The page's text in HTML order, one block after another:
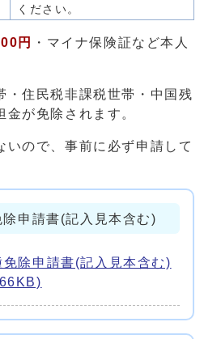
ください。
円
・マイナ保険証など本人
・住民税非課税世帯・中国残
が免除されます。
ので、事前に必ず申請して
申請書(記入見本含む)
除申請書(記入見本含む)